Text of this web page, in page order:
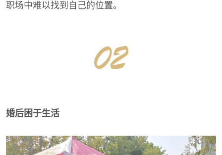
职场中难以找到自己的位置。
婚后困于生活